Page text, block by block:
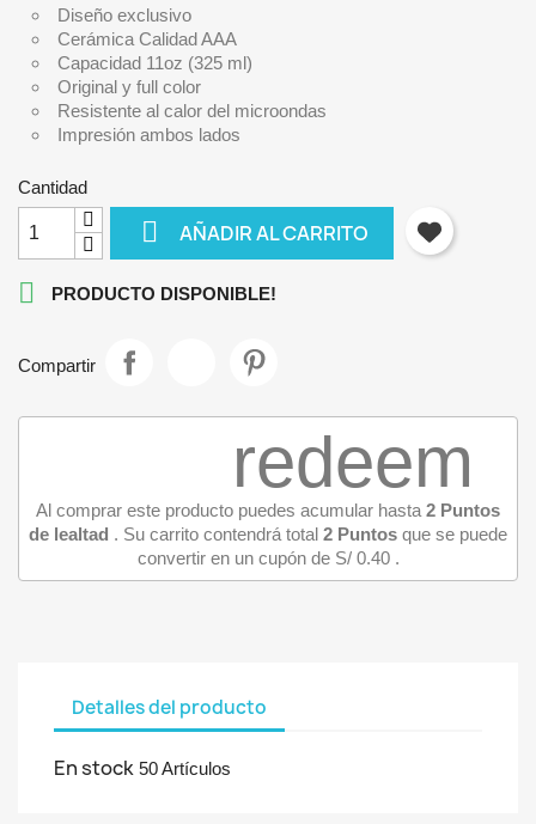
Diseño exclusivo
Cerámica Calidad AAA
Capacidad 11oz (325 ml)
Original y full color
Resistente al calor del microondas
Impresión ambos lados
Cantidad
 AÑADIR AL CARRITO
 PRODUCTO DISPONIBLE!
Compartir
redeem
Al comprar este producto puedes acumular hasta 2 Puntos
de lealtad . Su carrito contendrá total 2 Puntos que se puede
convertir en un cupón de S/ 0.40.
Detalles del producto
En stock 50 Artículos
Iniciar sesión